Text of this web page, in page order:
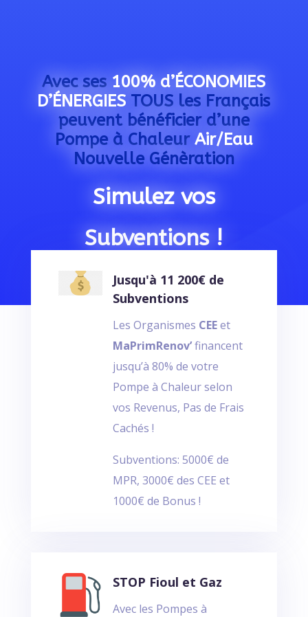
Avec ses 100% d’ÉCONOMIES
D’ÉNERGIES TOUS les Français
peuvent bénéficier d’une
Pompe à Chaleur Air/Eau
Nouvelle Génèration
Simulez vos
Subventions !
Jusqu'à 11 200€ de
Subventions
Les Organismes CEEet
MaPrimRenov’financent
jusqu’à 80% de votre
Pompe à Chaleur selon
vos Revenus, Pas de Frais
Cachés !
Subventions: 5000€ de
MPR, 3000€ des CEE et
1000€ de Bonus !
STOP Fioul et Gaz
Avec les Pompes à